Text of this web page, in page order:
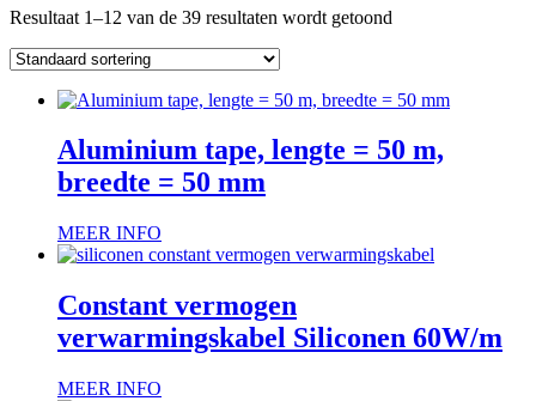
Resultaat 1–12 van de 39 resultaten wordt getoond
Aluminium tape, lengte = 50 m,
breedte = 50 mm
MEER INFO
Constant vermogen
verwarmingskabel Siliconen 60W/m
MEER INFO